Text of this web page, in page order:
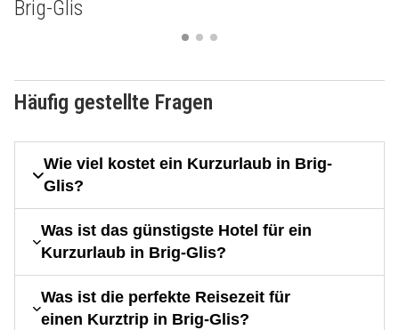
Brig-Glis
Häufig gestellte Fragen
Wie viel kostet ein Kurzurlaub in Brig-
Glis?
Was ist das günstigste Hotel für ein
Kurzurlaub in Brig-Glis?
Was ist die perfekte Reisezeit für
einen Kurztrip in Brig-Glis?